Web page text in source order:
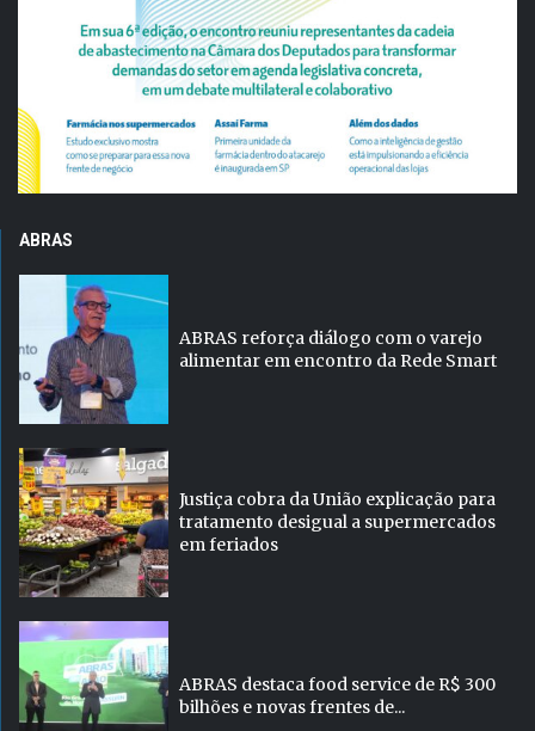
ABRAS
ABRAS reforça diálogo com o varejo
alimentar em encontro da Rede Smart
Justiça cobra da União explicação para
tratamento desigual a supermercados
em feriados
ABRAS destaca food service de R$ 300
bilhões e novas frentes de...